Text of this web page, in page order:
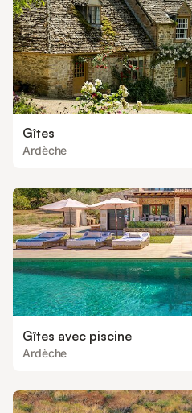
Gîtes
Ardèche
Gîtes avec piscine
Ardèche